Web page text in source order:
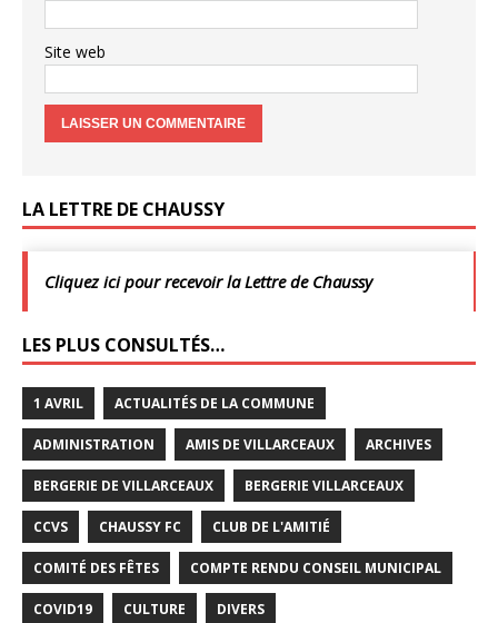
Site web
LA LETTRE DE CHAUSSY
Cliquez ici pour recevoir la Lettre de Chaussy
LES PLUS CONSULTÉS…
1 AVRIL ACTUALITÉS DE LA COMMUNE
ADMINISTRATION AMIS DE VILLARCEAUX ARCHIVES
BERGERIE DE VILLARCEAUX BERGERIE VILLARCEAUX
CCVS CHAUSSY FC CLUB DE L'AMITIÉ
COMITÉ DES FÊTES COMPTE RENDU CONSEIL MUNICIPAL
COVID19 CULTURE DIVERS